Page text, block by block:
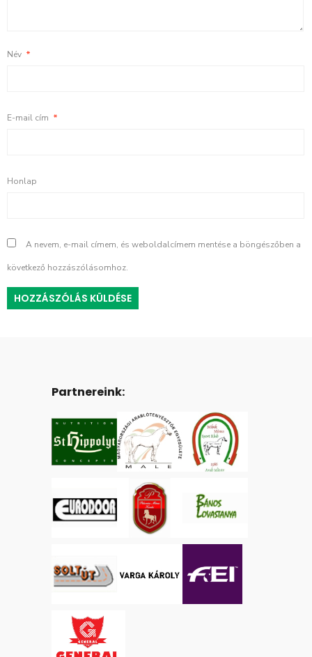
Név *
E-mail cím *
Honlap
A nevem, e-mail címem, és weboldalcímem mentése a böngészőben a
következő hozzászólásomhoz.
Partnereink: